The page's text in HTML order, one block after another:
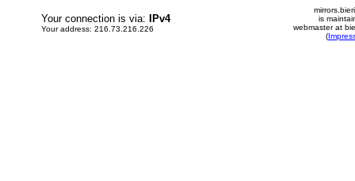
Your connection is via: IPv4
Your address: 216.73.216.226
is
webmaster at
(